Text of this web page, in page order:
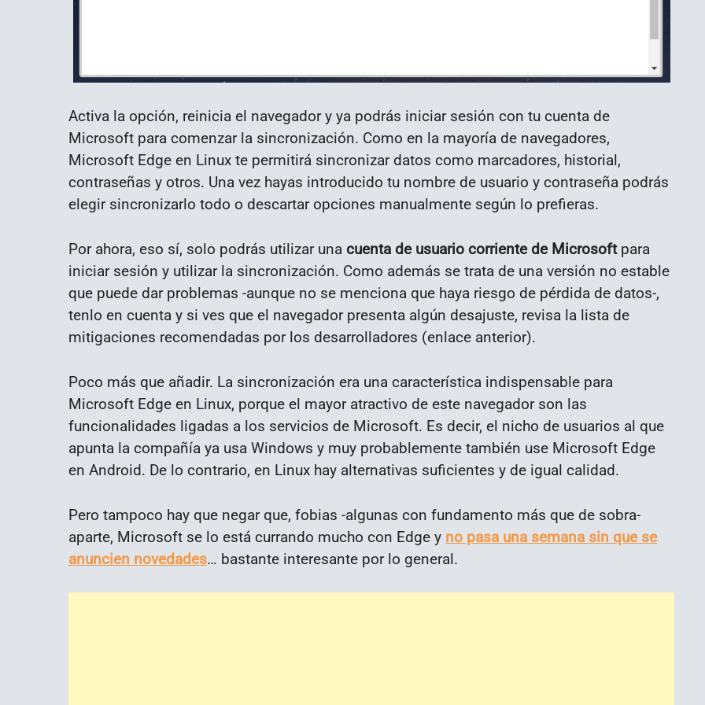
Activa la opción, reinicia el navegador y ya podrás iniciar sesión con tu cuenta de
Microsoft para comenzar la sincronización. Como en la mayoría de navegadores,
Microsoft Edge en Linux te permitirá sincronizar datos como marcadores, historial,
contraseñas y otros. Una vez hayas introducido tu nombre de usuario y contraseña podrás
elegir sincronizarlo todo o descartar opciones manualmente según lo prefieras.
Por ahora, eso sí, solo podrás utilizar una cuenta de usuario corriente de Microsoftpara
iniciar sesión y utilizar la sincronización. Como además se trata de una versión no estable
que puede dar problemas -aunque no se menciona que haya riesgo de pérdida de datos-,
tenlo en cuenta y si ves que el navegador presenta algún desajuste, revisa la lista de
mitigaciones recomendadas por los desarrolladores (enlace anterior).
Poco más que añadir. La sincronización era una característica indispensable para
Microsoft Edge en Linux, porque el mayor atractivo de este navegador son las
funcionalidades ligadas a los servicios de Microsoft. Es decir, el nicho de usuarios al que
apunta la compañía ya usa Windows y muy probablemente también use Microsoft Edge
en Android. De lo contrario, en Linux hay alternativas suficientes y de igual calidad.
Pero tampoco hay que negar que, fobias -algunas con fundamento más que de sobra-
aparte, Microsoft se lo está currando mucho con Edge y no pasa una semana sin que se
anuncien novedades… bastante interesante por lo general.